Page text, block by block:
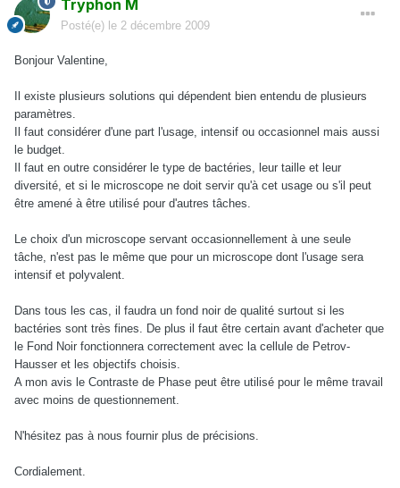
Tryphon M
Posté(e) le 2 décembre 2009
Bonjour Valentine,
Il existe plusieurs solutions qui dépendent bien entendu de plusieurs
paramètres.
Il faut considérer d'une part l'usage, intensif ou occasionnel mais aussi
le budget.
Il faut en outre considérer le type de bactéries, leur taille et leur
diversité, et si le microscope ne doit servir qu'à cet usage ou s'il peut
être amené à être utilisé pour d'autres tâches.
Le choix d'un microscope servant occasionnellement à une seule
tâche, n'est pas le même que pour un microscope dont l'usage sera
intensif et polyvalent.
Dans tous les cas, il faudra un fond noir de qualité surtout si les
bactéries sont très fines. De plus il faut être certain avant d'acheter que
le Fond Noir fonctionnera correctement avec la cellule de Petrov-
Hausser et les objectifs choisis.
A mon avis le Contraste de Phase peut être utilisé pour le même travail
avec moins de questionnement.
N'hésitez pas à nous fournir plus de précisions.
Cordialement.